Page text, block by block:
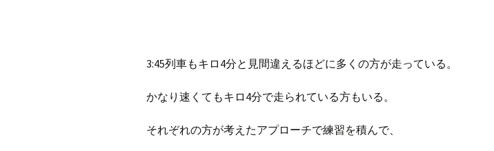
3:45列車もキロ4分と見間違えるほどに多くの方が走っている。
かなり速くてもキロ4分で走られている方もいる。
それぞれの方が考えたアプローチで練習を積んで、